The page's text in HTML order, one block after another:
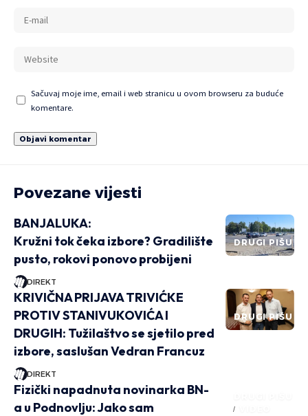
Sačuvaj moje ime, email i web stranicu u ovom browseru za buduće
komentare.
Povezane vijesti
DRUGI PIŠU
BANJALUKA:
Kružni tok čeka izbore? Gradilište
pusto, rokovi ponovo probijeni
DIREKT
DRUGI PIŠU
KRIVIČNA PRIJAVA TRIVIĆKE
PROTIV STANIVUKOVIĆA I
DRUGIH: Tužilaštvo se sjetilo pred
izbore, saslušan Vedran Francuz
DIREKT
Fizički napadnuta novinarka BN-
a u Podnovlju: Jako sam